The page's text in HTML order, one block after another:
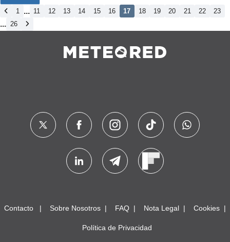
1 ... 11 12 13 14 15 16 17 18 19 20 21 22 23
... 26
Contacto Sobre Nosotros FAQ Nota Legal Cookies
Política de Privacidad